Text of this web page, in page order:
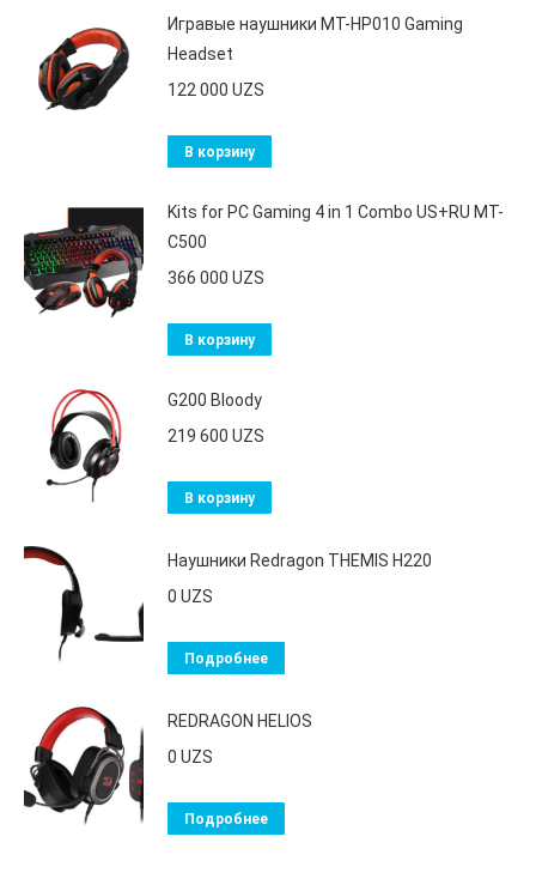
Игравые наушники MT-HP010 Gaming
Headset
122 000 UZS
В корзину
Kits for PC Gaming 4 in 1 Combo US+RU MT-
C500
366 000 UZS
В корзину
G200 Bloody
219 600 UZS
В корзину
Наушники Redragon THEMIS H220
0 UZS
Подробнее
REDRAGON HELIOS
0 UZS
Подробнее